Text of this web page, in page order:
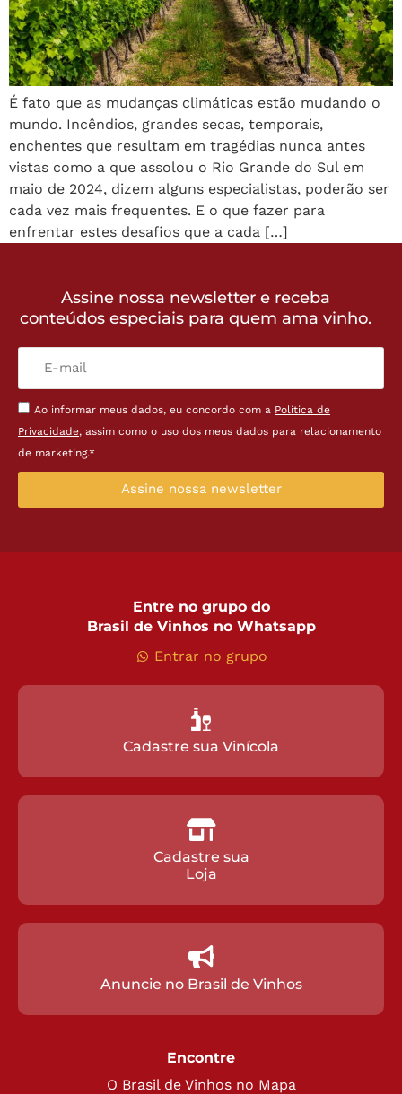
É fato que as mudanças climáticas estão mudando o
mundo. Incêndios, grandes secas, temporais,
enchentes que resultam em tragédias nunca antes
vistas como a que assolou o Rio Grande do Sul em
maio de 2024, dizem alguns especialistas, poderão ser
cada vez mais frequentes. E o que fazer para
enfrentar estes desafios que a cada […]
Assine nossa newsletter e receba
conteúdos especiais para quem ama vinho.
Ao informar meus dados, eu concordo com a Política de
Privacidade, assim como o uso dos meus dados para relacionamento
de marketing.*
Assine nossa newsletter
Entre no grupo do
Brasil de Vinhos no Whatsapp
Entrar no grupo
Cadastre sua Vinícola
Cadastre sua
Loja
Anuncie no Brasil de Vinhos
Encontre
O Brasil de Vinhos no Mapa